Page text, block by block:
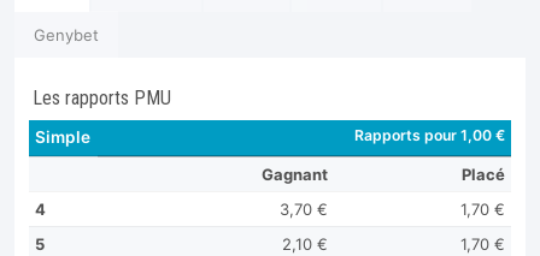
Genybet
Les rapports PMU
Simple Rapports pour 1,00 €
Gagnant
Placé
4
3,70 €
1,70 €
5
2,10 €
1,70 €